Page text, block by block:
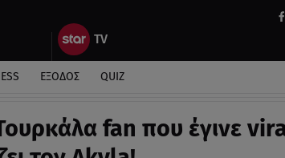
ΕΞΟΔΟΣ QUIZ
fan που έγινε